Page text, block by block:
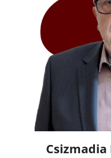
Csizmadia